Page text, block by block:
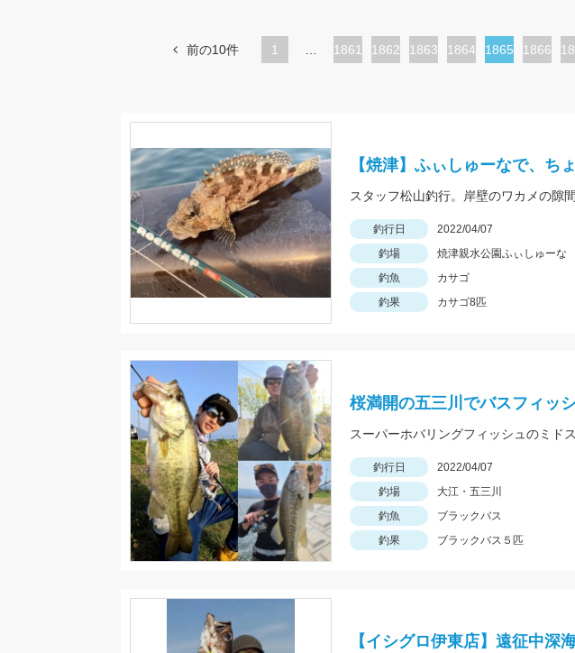
前の10件 1
ペ
1861
ペ
1862
ペ
1863
ペ
1864
カ
ペ
1865
ペ
1866
ペ
【焼津】ふぃしゅーなで、ち
釣行日 2022/04/07
釣場
焼津親水公園ふぃしゅーな
釣魚
カサゴ
釣果
カサゴ8匹
桜満開の五三川でバスフィッ
釣行日 2022/04/07
釣場
大江・五三川
釣魚
ブラックバス
釣果
ブラックバス５匹
【イシグロ伊東店】遠征中深